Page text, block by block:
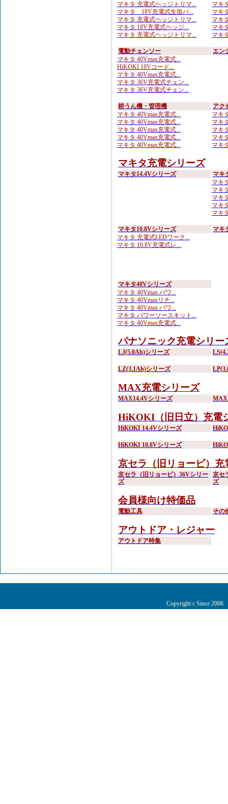
マキタ 充電式ヘッジトリマ...
マキタ 18V充電式生垣バ...
マキタ 充電式ヘッジトリマ...
マキタ 18V充電式ヘッジ...
マキタ 充電式ヘッジトリマ...
マキ
マキ
マキ
マキ
マキ
電動チェンソー
マキタ 40Vmax充電式...
HiKOKI 18Vコード...
マキタ 40Vmax充電式...
マキタ 36V充電式チェン...
マキタ 36V充電式チェン...
エン
耕うん機・管理機
マキタ 40Vmax充電式...
マキタ 40Vmax充電式...
マキタ 40Vmax充電式...
マキタ 40Vmax充電式...
マキタ 40Vmax充電式...
アク
マキ
マキ
マキ
マキ
マキ
マキタ充電シリーズ
マキタ14.4Vシリーズ
マキ
マキ
マキ
マキ
マキ
マキ
マキタ10.8Vシリーズ
マキタ 充電式LEDワーク...
マキタ 10.8V充電式レ...
マキ
マキタ40Vシリーズ
マキタ 40Vmax パワ...
マキタ 40Vmaxリチ...
マキタ 40Vmax パワ...
マキタ パワーソースキット...
マキタ 40Vmax充電式...
パナソニック充電シリー
LJ(5.0Ah)シリーズ
LZ(3.1Ah)シリーズ
MAX充電シリーズ
MAX14.4Vシリーズ
HiKOKI（旧日立）充電
HiKOKI 14.4Vシリーズ
HiKOKI 10.8Vシリーズ
京セラ（旧リョービ）充
京セラ（旧リョービ）36Vシリー
ズ
京セ
ズ
会員様向け特価品
電動工具 その
アウトドア・レジャー
アウトドア特集
Copyright c Since